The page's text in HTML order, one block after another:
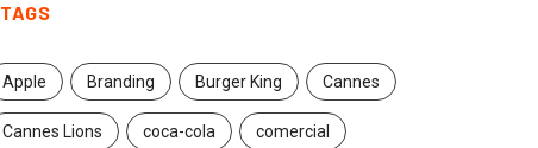
TAGS
Apple Branding Burger King Cannes
Cannes Lions coca-cola comercial